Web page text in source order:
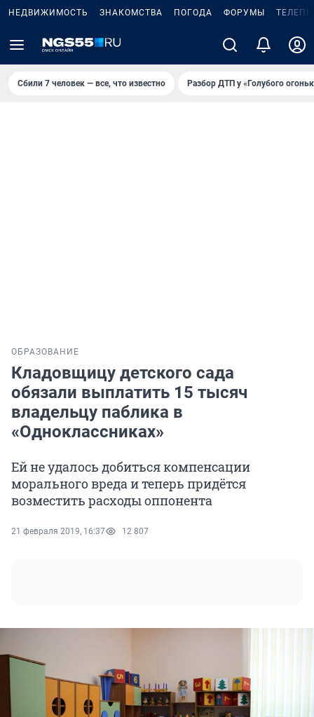
НЕДВИЖИМОСТЬ ЗНАКОМСТВА ПОГОДА ФОРУМЫ
Сбили 7 человек — все, что известно Разбор ДТП у «Голубого
ОБРАЗОВАНИЕ
Кладовщицу детского сада
обязали выплатить 15 тысяч
владельцу паблика в
«Одноклассниках»
Ей не удалось добиться компенсации
морального вреда и теперь придётся
возместить расходы оппонента
21 февраля 2019, 16:37 12 807